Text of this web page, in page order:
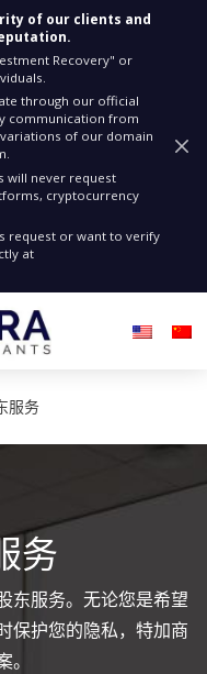
of our clients and
Recovery" or
through our official
communication from
of our domain
will never request
cryptocurrency
request or want to verify
at
服务
务
东服务。无论您是希望
保护您的隐私，特加商